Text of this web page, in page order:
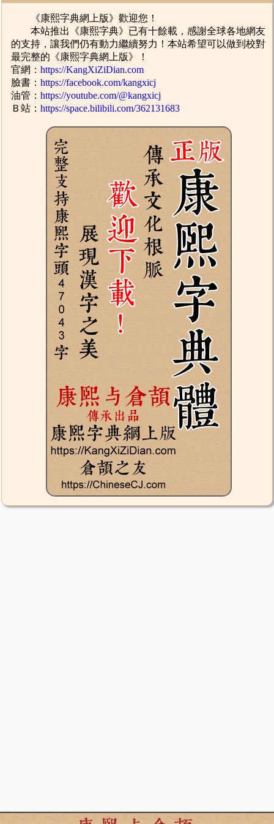
《康熙字典網上版》歡迎您！
本站推出《康熙字典》已有十餘載，感謝全球各地網友
的支持，讓我們仍有動力繼續努力！本站希望可以做到校對
最完整的《康熙字典網上版》！
官網：https://KangXiZiDian.com
臉書：https://facebook.com/kangxicj
油管：https://youtube.com/@kangxicj
Ｂ站：https://space.bilibili.com/362131683